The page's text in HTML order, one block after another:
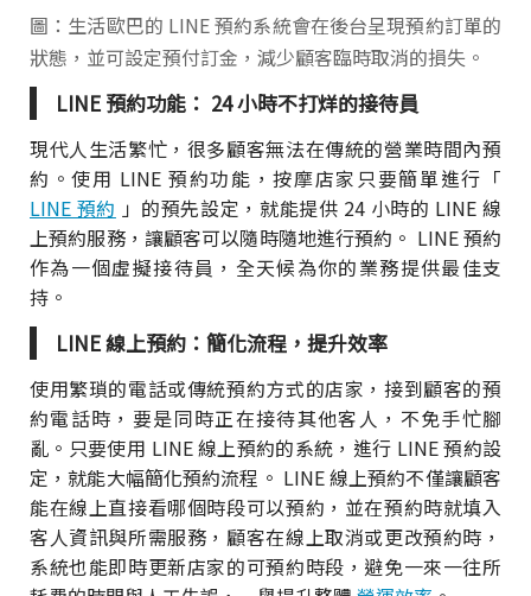
圖：生活歐巴的 LINE 預約系統會在後台呈現預約訂單的
狀態，並可設定預付訂金，減少顧客臨時取消的損失。
LINE 預約功能： 24 小時不打烊的接待員
現代人生活繁忙，很多顧客無法在傳統的營業時間內預
約。使用 LINE 預約功能，按摩店家只要簡單進行「
LINE 預約 」的預先設定，就能提供 24 小時的 LINE 線
上預約服務，讓顧客可以隨時隨地進行預約。 LINE 預約
作為一個虛擬接待員，全天候為你的業務提供最佳支
持。
LINE 線上預約：簡化流程，提升效率
使用繁瑣的電話或傳統預約方式的店家，接到顧客的預
約電話時，要是同時正在接待其他客人，不免手忙腳
亂。只要使用 LINE 線上預約的系統，進行 LINE 預約設
定，就能大幅簡化預約流程。 LINE 線上預約不僅讓顧客
能在線上直接看哪個時段可以預約，並在預約時就填入
客人資訊與所需服務，顧客在線上取消或更改預約時，
系統也能即時更新店家的可預約時段，避免一來一往所